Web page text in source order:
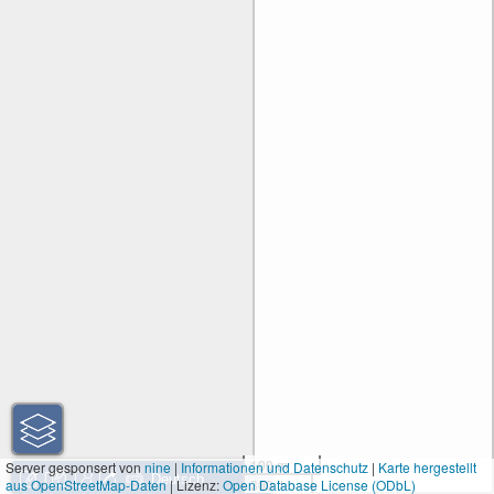
100 m
300 ft
Server gesponsert vonnine|Informationen und Datenschutz | Karte hergestellt
aus OpenStreetMap-Daten| Lizenz:Open Database License (ODbL)